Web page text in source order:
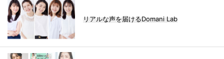
リアルな声を届けるDomani Lab